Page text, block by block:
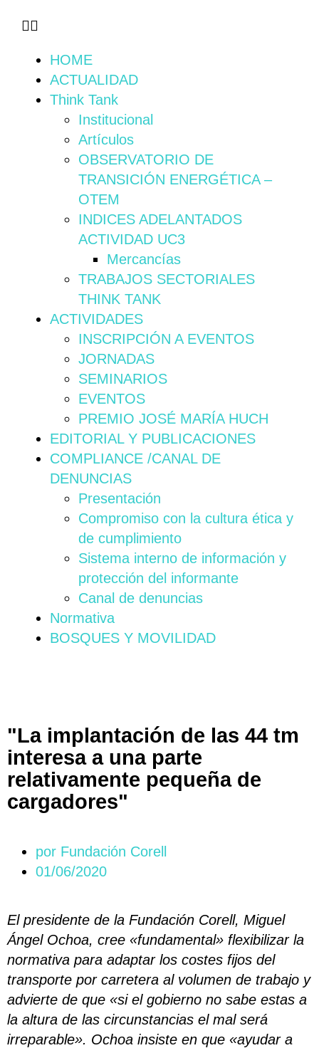
HOME
ACTUALIDAD
Think Tank
Institucional
Artículos
OBSERVATORIO DE
TRANSICIÓN ENERGÉTICA –
OTEM
INDICES ADELANTADOS
ACTIVIDAD UC3
Mercancías
TRABAJOS SECTORIALES
THINK TANK
ACTIVIDADES
INSCRIPCIÓN A EVENTOS
JORNADAS
SEMINARIOS
EVENTOS
PREMIO JOSÉ MARÍA HUCH
EDITORIAL Y PUBLICACIONES
COMPLIANCE /CANAL DE
DENUNCIAS
Presentación
Compromiso con la cultura ética y
de cumplimiento
Sistema interno de información y
protección del informante
Canal de denuncias
Normativa
BOSQUES Y MOVILIDAD
"La implantación de las 44 tm
interesa a una parte
relativamente pequeña de
cargadores"
por Fundación Corell
01/06/2020
El presidente de la Fundación Corell, Miguel
Ángel Ochoa, cree «fundamental» flexibilizar la
normativa para adaptar los costes fijos del
transporte por carretera al volumen de trabajo y
advierte de que «si el gobierno no sabe estas a
la altura de las circunstancias el mal será
irreparable». Ochoa insiste en que «ayudar a